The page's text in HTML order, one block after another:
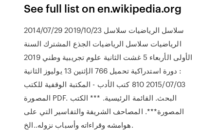
See full list on en.wikipedia.org
2014/07/29 2019/10/23 سلاسل الرياضيات سلاسل
الرياضيات سلاسل الرياضيات الجذع المشترك السنة
الأولى الأربعاء 5 غشت الثانية علوم تجريبية وطني 2019
: دورة استدراكية تحميل 766 الإثنين 13 يوليوز الثانية
2015/07/03 810 كتب الأدب - المكتبة الوقفية للكتب
المصورة PDF. البحث. القائمة الرئيسية. *** الكتب
المصورة***. المصاحف الشريفة والتفاسير التي على
هوامشه وقراءاته وأسباب نزوله..الخ.